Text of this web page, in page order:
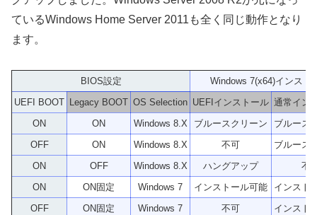
ているWindows Home Server 2011も全く同じ動作となり
ます。
BIOS設定
Windows 7(x64)インスト
UEFI BOOT Legacy BOOT OS Selection UEFIインストール 通常イン
ON
ON Windows 8.X ブルースクリーン
ブルース
OFF
ON Windows 8.X 不可
ブルース
ON
OFF Windows 8.X ハングアップ
不
ON
ON固定 Windows 7 インストール可能
インスト
OFF
ON固定 Windows 7 不可 インスト